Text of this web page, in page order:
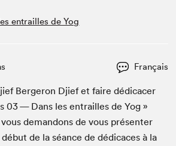
entrailles de Yog
Français
Berg­eron Djief et faire dédi­cac­er
03— Dans les entrailles de Yog »
deman­dons de vous présen­ter
de la séance de dédi­caces à la